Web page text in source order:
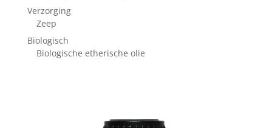
Verzorging
Zeep
Biologisch
Biologische etherische olie